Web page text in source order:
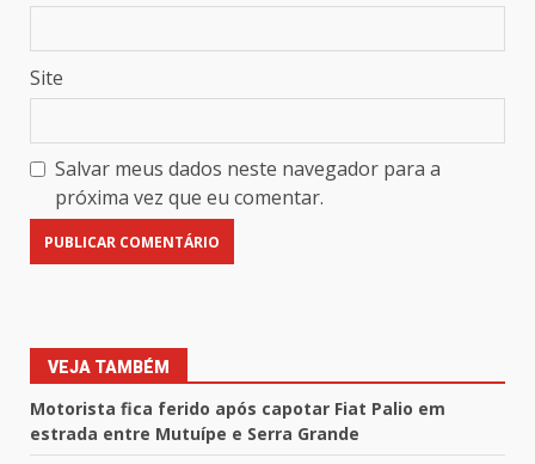
Site
Salvar meus dados neste navegador para a
próxima vez que eu comentar.
VEJA TAMBÉM
Motorista fica ferido após capotar Fiat Palio em
estrada entre Mutuípe e Serra Grande